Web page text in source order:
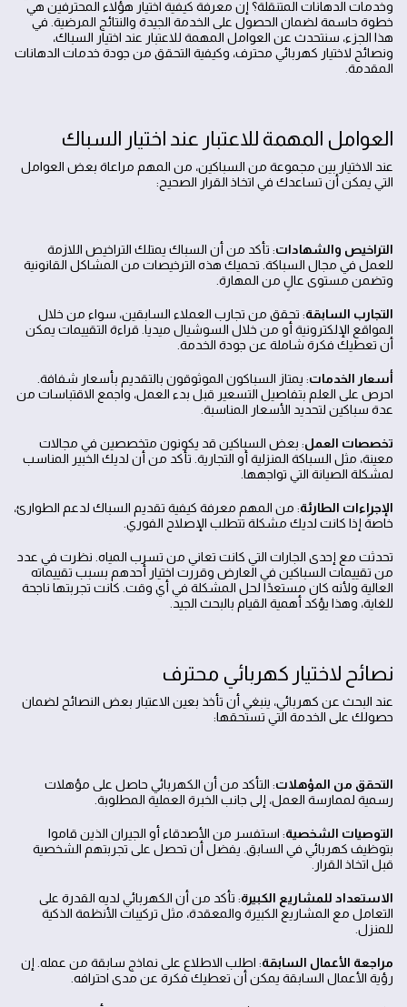
وخدمات الدهانات المتنقلة؟ إن معرفة كيفية اختيار هؤلاء المحترفين هي
خطوة حاسمة لضمان الحصول على الخدمة الجيدة والنتائج المرضية. في
هذا الجزء، سنتحدث عن العوامل المهمة للاعتبار عند اختيار السباك،
ونصائح لاختيار كهربائي محترف، وكيفية التحقق من جودة خدمات الدهانات
المقدمة.
العوامل المهمة للاعتبار عند اختيار السباك
عند الاختيار بين مجموعة من السباكين، من المهم مراعاة بعض العوامل
التي يمكن أن تساعدك في اتخاذ القرار الصحيح:
التراخيص والشهادات: تأكد من أن السباك يمتلك التراخيص اللازمة
للعمل في مجال السباكة. تحميك هذه الترخيصات من المشاكل القانونية
وتضمن مستوى عالٍ من المهارة.
التجارب السابقة: تحقق من تجارب العملاء السابقين، سواء من خلال
المواقع الإلكترونية أو من خلال السوشيال ميديا. قراءة التقييمات يمكن
أن تعطيك فكرة شاملة عن جودة الخدمة.
أسعار الخدمات: يمتاز السباكون الموثوقون بالتقديم بأسعار شفافة.
احرص على العلم بتفاصيل التسعير قبل بدء العمل، واجمع الاقتباسات من
عدة سباكين لتحديد الأسعار المناسبة.
تخصصات العمل: بعض السباكين قد يكونون متخصصين في مجالات
معينة، مثل السباكة المنزلية أو التجارية. تأكد من أن لديك الخبير المناسب
لمشكلة الصيانة التي تواجهها.
الإجراءات الطارئة: من المهم معرفة كيفية تقديم السباك لدعم الطوارئ،
خاصةً إذا كانت لديك مشكلة تتطلب الإصلاح الفوري.
تحدثت مع إحدى الجارات التي كانت تعاني من تسرب المياه. نظرت في عدد
من تقييمات السباكين في العارض وقررت اختيار أحدهم بسبب تقييماته
العالية ولأنه كان مستعدًا لحل المشكلة في أي وقت. كانت تجربتها ناجحة
للغاية، وهذا يؤكد أهمية القيام بالبحث الجيد.
نصائح لاختيار كهربائي محترف
عند البحث عن كهربائي، ينبغي أن تأخذ بعين الاعتبار بعض النصائح لضمان
حصولك على الخدمة التي تستحقها:
التحقق من المؤهلات: التأكد من أن الكهربائي حاصل على مؤهلات
رسمية لممارسة العمل، إلى جانب الخبرة العملية المطلوبة.
التوصيات الشخصية: استفسر من الأصدقاء أو الجيران الذين قاموا
بتوظيف كهربائي في السابق. يفضل أن تحصل على تجربتهم الشخصية
قبل اتخاذ القرار.
الاستعداد للمشاريع الكبيرة: تأكد من أن الكهربائي لديه القدرة على
التعامل مع المشاريع الكبيرة والمعقدة، مثل تركيبات الأنظمة الذكية
للمنزل.
مراجعة الأعمال السابقة: اطلب الاطلاع على نماذج سابقة من عمله. إن
رؤية الأعمال السابقة يمكن أن تعطيك فكرة عن مدى احترافه.